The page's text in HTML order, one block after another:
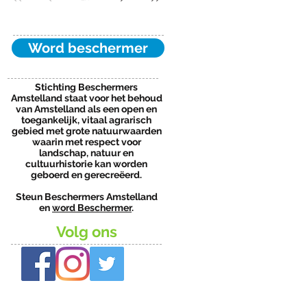
Word beschermer
Stichting Beschermers
Amstelland staat voor het behoud
van Amstelland als een open en
toegankelijk, vitaal agrarisch
gebied met grote natuurwaarden
waarin met respect voor
landschap, natuur en
cultuurhistorie kan worden
geboerd en gerecreëerd.
Steun Beschermers Amstelland
enword Beschermer.
Volg ons